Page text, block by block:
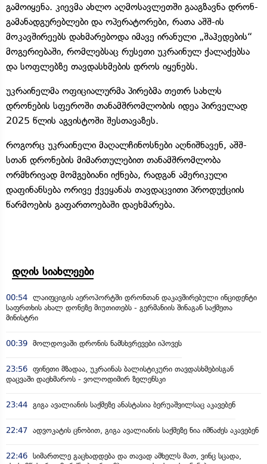
გამოიყენა. კიევმა ახლო აღმოსავლეთში გააგზავნა დრონ-
გამანადგურებლები და ოპერატორები, რათა აშშ-ის
მოკავშირეებს დახმარებოდა იმავე ირანული „შაჰედების“
მოგერიებაში, რომლებსაც რუსეთი უკრაინულ ქალაქებსა
და სოფლებზე თავდასხმების დროს იყენებს.
უკრაინელმა ოფიციალურმა პირებმა თეთრ სახლს
დრონების სფეროში თანამშრომლობის იდეა პირველად
2025 წლის აგვისტოში შესთავაზეს.
როგორც უკრაინელი მაღალჩინოსნები აღნიშნავენ, აშშ-
სთან დრონების მიმართულებით თანამშრომლობა
ორმხრივად მომგებიანი იქნება, რადგან ამერიკული
დაფინანსება ორივე ქვეყანას თავდაცვითი პროდუქციის
წარმოების გაფართოებაში დაეხმარება.
დღის სიახლეები
00:54 ლაიფციგის აეროპორტში დრონთან დაკავშირებული ინციდენტი
საფრთხის ახალ დონეზე მიუთითებს - გერმანიის შინაგან საქმეთა
მინისტრი
00:39 მოლდოვაში დრონის ნამსხვრევები იპოვეს
23:56 ფინეთი მზადაა, უკრაინას ბალისტიკური თავდასხმებისგან
დაცვაში დაეხმაროს - ვოლოდიმირ ზელენსკი
23:44 გიგა ავალიანის საქმეზე ანასტასია ბერუაშვილსაც აკავებენ
22:47 ადვოკატის ცნობით, გიგა ავალიანის საქმეზე ნია იმნაძეს აკავებენ
22:46 სიმართლე გაცხადდება და თავად ამხელს მათ, ვინც სცადა,